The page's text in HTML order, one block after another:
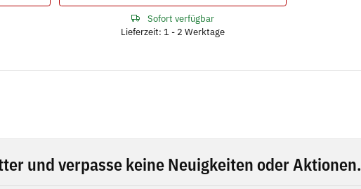
Sofort verfügbar
Lieferzeit: 1 - 2 Werktage
und verpasse keine Neuigkeiten oder Aktionen.